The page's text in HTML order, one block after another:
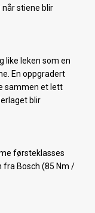
når stiene blir
like leken som en
En oppgradert
sammen et lett
blir
førsteklasses
fra Bosch (85 Nm /